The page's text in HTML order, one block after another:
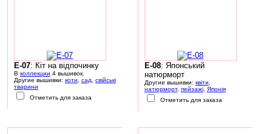
E-07: Кіт на відпочинку
В коллекции 4 вышивок.
Другие вышивки: коти сад
свійські
тварини
Отметить для заказа
E-08: Японський
натюрморт
Другие вышивки: квіти
натюрморт, пейзажі, Японія
Отметить для заказа